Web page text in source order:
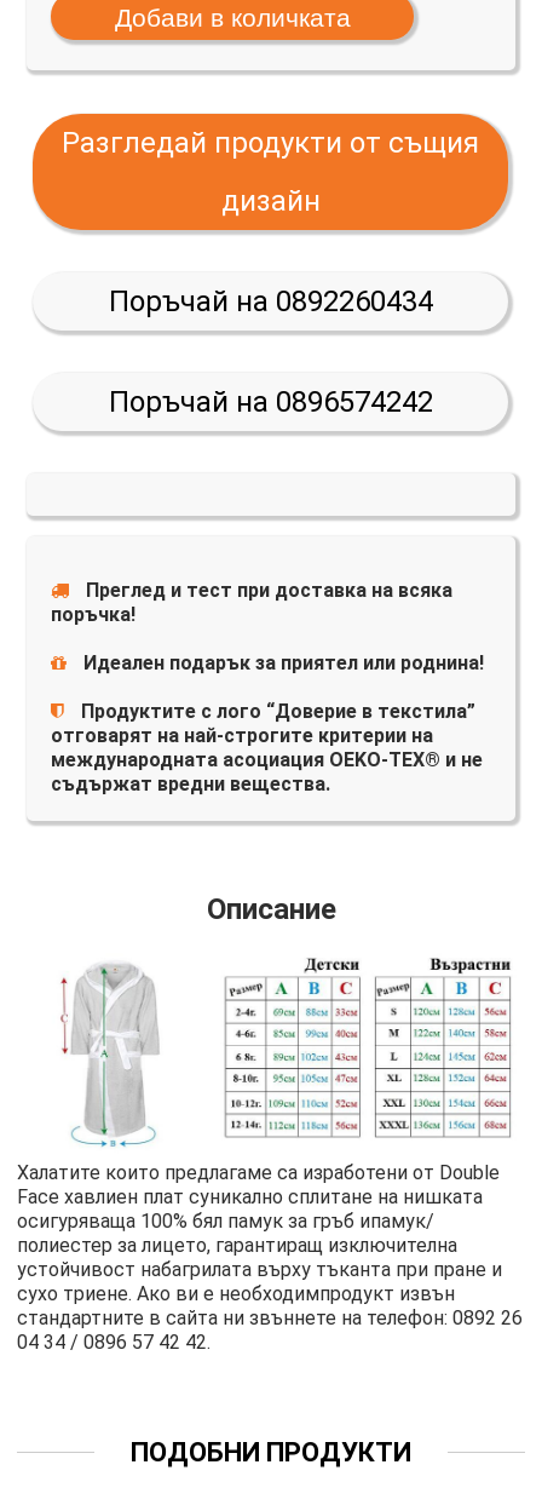
Разгледай продукти от същия
дизайн
Поръчай на 0892260434
Поръчай на 0896574242
Преглед и тест при доставка на всяка
поръчка!
Идеален подарък за приятел или роднина!
Продуктите с лого “Доверие в текстила”
отговарят на най-строгите критерии на
международната асоциация OEKO-TEX® и не
съдържат вредни вещества.
Описание
Халатите които предлагаме са изработени от Double
Face хавлиен плат суникално сплитане на нишката
осигуряваща 100% бял памук за гръб ипамук/
полиестер за лицето, гарантиращ изключителна
устойчивост набагрилата върху тъканта при пране и
сухо триене. Ако ви е необходимпродукт извън
стандартните в сайта ни звъннете на телефон: 0892 26
04 34 / 0896 57 42 42.
ПОДОБНИ ПРОДУКТИ